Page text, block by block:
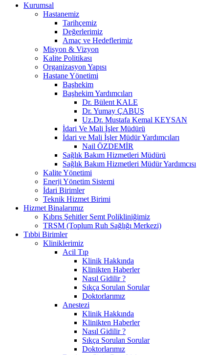
Kurumsal
Hastanemiz
Tarihçemiz
Değerlerimiz
Amaç ve Hedeflerimiz
Misyon & Vizyon
Kalite Politikası
Organizasyon Yapısı
Hastane Yönetimi
Başhekim
Başhekim Yardımcıları
Dr. Bülent KALE
Dr. Yumay ÇABUŞ
Uz.Dr. Mustafa Kemal KEYSAN
İdari Ve Mali İşler Müdürü
İdari ve Mali İşler Müdür Yardımcıları
Nail ÖZDEMİR
Sağlık Bakım Hizmetleri Müdürü
Sağlık Bakım Hizmetleri Müdür Yardımcısı
Kalite Yönetimi
Enerji Yönetim Sistemi
İdari Birimler
Teknik Hizmet Birimi
Hizmet Binalarımız
Kıbrıs Şehitler Semt Polikliniğimiz
TRSM (Toplum Ruh Sağlığı Merkezi)
Tıbbi Birimler
Kliniklerimiz
Acil Tıp
Klinik Hakkında
Klinikten Haberler
Nasıl Gidilir ?
Sıkça Sorulan Sorular
Doktorlarımız
Anestezi
Klinik Hakkında
Klinikten Haberler
Nasıl Gidilir ?
Sıkça Sorulan Sorular
Doktorlarımız